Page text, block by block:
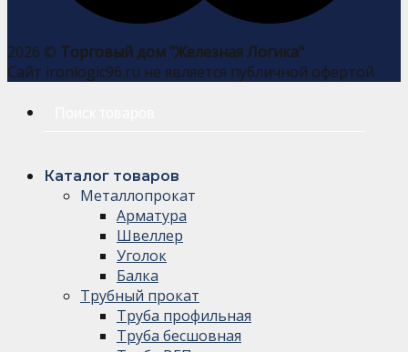
2026 © Торговый дом "Железная Логика"
Сайт ironlogic96.ru не является публичной офертой
Каталог товаров
Металлопрокат
Арматура
Швеллер
Уголок
Балка
Трубный прокат
Труба профильная
Труба бесшовная